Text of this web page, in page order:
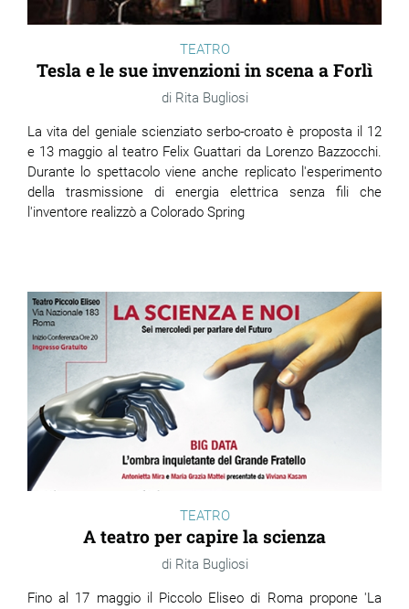
TEATRO
Tesla e le sue invenzioni in scena a Forlì
Rita Bugliosi
La vita del geniale scienziato serbo-croato è proposta il 12
e 13 maggio al teatro Felix Guattari da Lorenzo Bazzocchi.
Durante lo spettacolo viene anche replicato l'esperimento
della trasmissione di energia elettrica senza fili che
l'inventore realizzò a Colorado Spring
TEATRO
A teatro per capire la scienza
Rita Bugliosi
Fino al 17 maggio il Piccolo Eliseo di Roma propone 'La